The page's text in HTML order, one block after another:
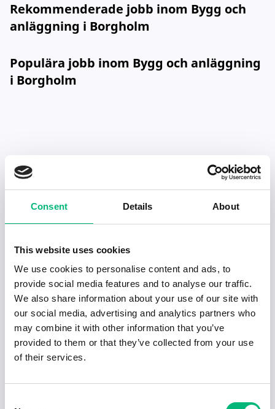
Consent Details About
This website uses cookies
We use cookies to personalise content and ads, to
provide social media features and to analyse our traffic.
We also share information about your use of our site with
our social media, advertising and analytics partners who
may combine it with other information that you’ve
provided to them or that they’ve collected from your use
of their services.
Rekommenderade jobb inom Bygg och
anläggning i Borgholm
Populära jobb inom Bygg och anläggning
i Borgholm
Senaste publiceringarna i Jobbnytt
Visa fler artiklar